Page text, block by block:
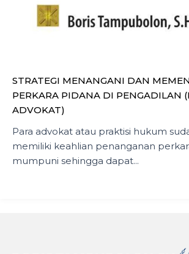
STRATEGI MENANGANI DAN
PERKARA PIDANA DI PENGADILAN
ADVOKAT)
Para advokat atau praktisi hukum
memiliki keahlian penanganan
mumpuni sehingga dapat...